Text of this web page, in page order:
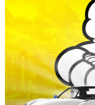
每筆NT$60，滿NT$699(含